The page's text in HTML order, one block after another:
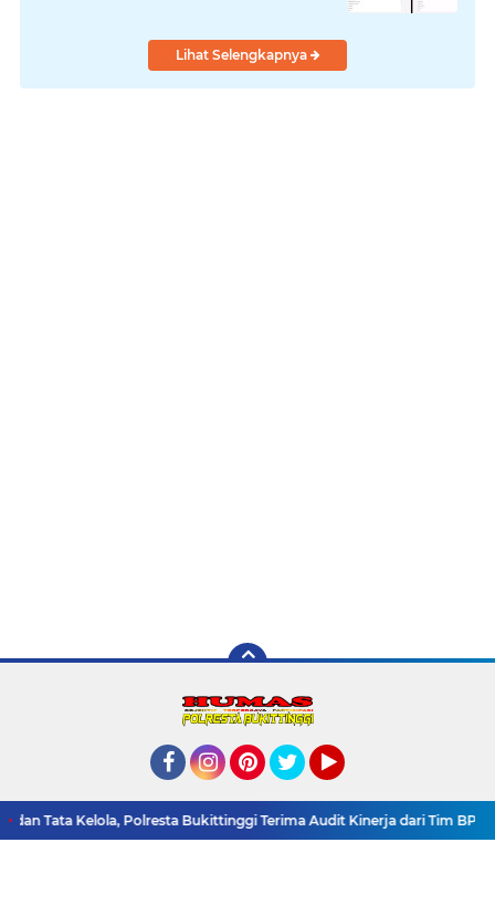
Lihat Selengkapnya
Redaksi Pedoman Media Siber
Tentang Kami
Link Internal
Tata Kelola, Polresta Bukittinggi Terima Audit Kinerja dari Tim BPK RI